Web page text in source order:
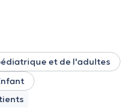
et de l'adultes